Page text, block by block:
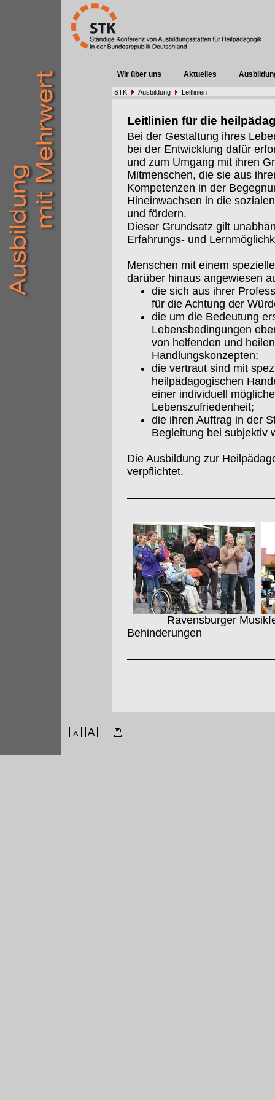
Wir über uns Aktuelles
STK Ausbildung Leitlinien
Leitlinien für die
Bei der Gestaltung ihres
bei der Entwicklung dafür
und zum Umgang mit ihren
Mitmenschen, die sie aus
Kompetenzen in der
Hineinwachsen in die
und fördern.
Dieser Grundsatz gilt
Erfahrungs- und
Menschen mit einem
darüber hinaus angewiesen
die sich aus ihrer
für die Achtung der
die um die Bedeutung
Lebensbedingungen
von helfenden und
Handlungskonzepten;
die vertraut sind mit
heilpädagogischen
einer individuell
Lebenszufriedenheit;
die ihren Auftrag in der
Begleitung bei subjektiv
Die Ausbildung zur
verpflichtet.
Ravensburger Musikfest
Behinderungen